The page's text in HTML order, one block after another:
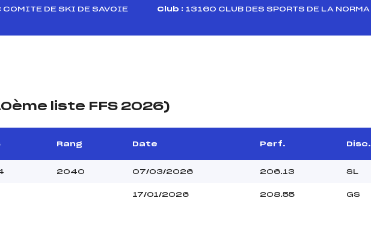
COMITE DE SKI DE SAVOIE Club : 13160 CLUB DES SPORTS DE LA NORMA
liste FFS 2026)
Rang Date Perf. Disc.
2040 07/03/2026 206.13 SL
17/01/2026 208.55 GS